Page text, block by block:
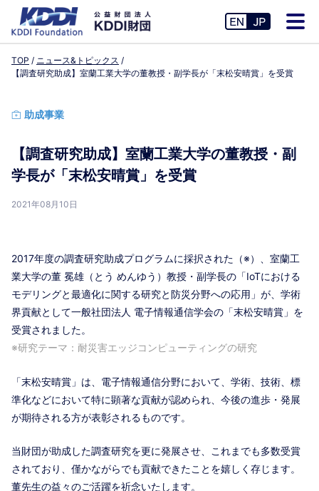
TOP
ニュース&トピックス
【調査研究助成】室蘭工業大学の董教授・副学長が「末松安晴賞」を受賞
助成事業
【調査研究助成】室蘭工業大学の董教授・副
学長が「末松安晴賞」を受賞
2021年08月10日
2017年度の調査研究助成プログラムに採択された（※）、室蘭工
業大学の董 冕雄（とう めんゆう）教授・副学長の「IoTにおける
モデリングと最適化に関する研究と防災分野への応用」が、学術
界貢献として一般社団法人 電子情報通信学会の「末松安晴賞」を
受賞されました。
※研究テーマ：耐災害エッジコンピューティングの研究
「末松安晴賞」は、電子情報通信分野において、学術、技術、標
準化などにおいて特に顕著な貢献が認められ、今後の進歩・発展
が期待される方が表彰されるものです。
当財団が助成した調査研究を更に発展させ、これまでも多数受賞
されており、僅かながらでも貢献できたことを嬉しく存じます。
董先生の益々のご活躍を祈念いたします。